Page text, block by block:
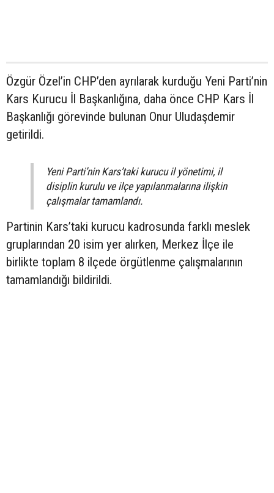
Özgür Özel’in CHP’den ayrılarak kurduğu Yeni Parti’nin
Kars Kurucu İl Başkanlığına, daha önce CHP Kars İl
Başkanlığı görevinde bulunan Onur Uludaşdemir
getirildi.
Yeni Parti’nin Kars’taki kurucu il yönetimi, il
disiplin kurulu ve ilçe yapılanmalarına ilişkin
çalışmalar tamamlandı.
Partinin Kars’taki kurucu kadrosunda farklı meslek
gruplarından 20 isim yer alırken, Merkez İlçe ile
birlikte toplam 8 ilçede örgütlenme çalışmalarının
tamamlandığı bildirildi.